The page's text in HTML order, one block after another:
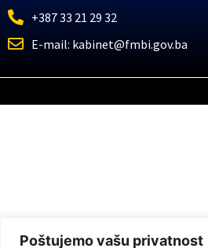
Poštujemo vašu privatnost
+387 33 21 29 32
E-mail: kabinet@fmbi.gov.ba